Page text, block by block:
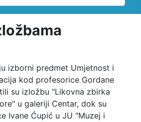
izborni predmet Umjetnost i
kod profesorice Gordane
su izložbu "Likovna zbirka
u galeriji Centar, dok su
Ivane Ćupić u JU "Muzej i